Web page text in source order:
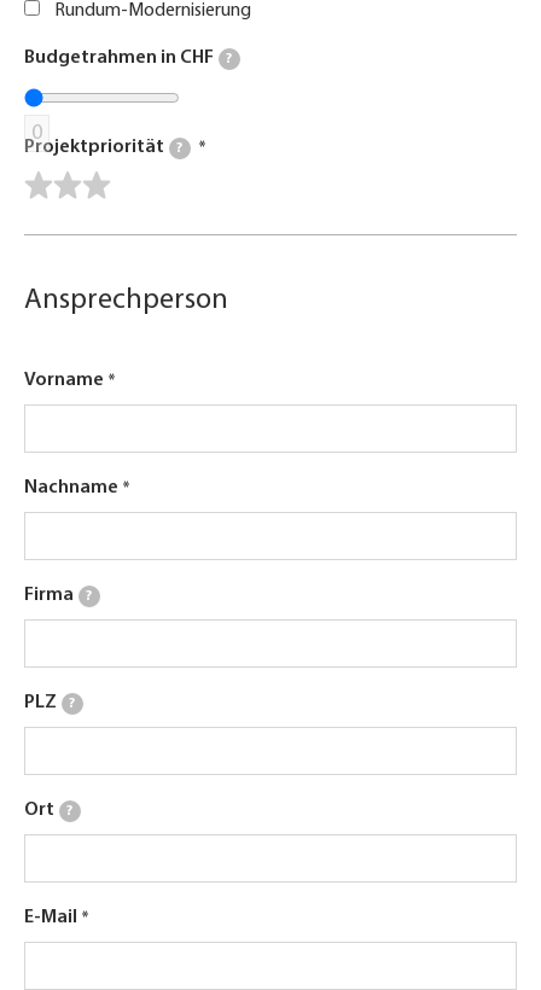
Rundum-Modernisierung
Budgetrahmen in CHF ?
0
Projektpriorität ?
Ansprechperson
Vorname
Nachname
Firma ?
PLZ ?
Ort ?
E-Mail